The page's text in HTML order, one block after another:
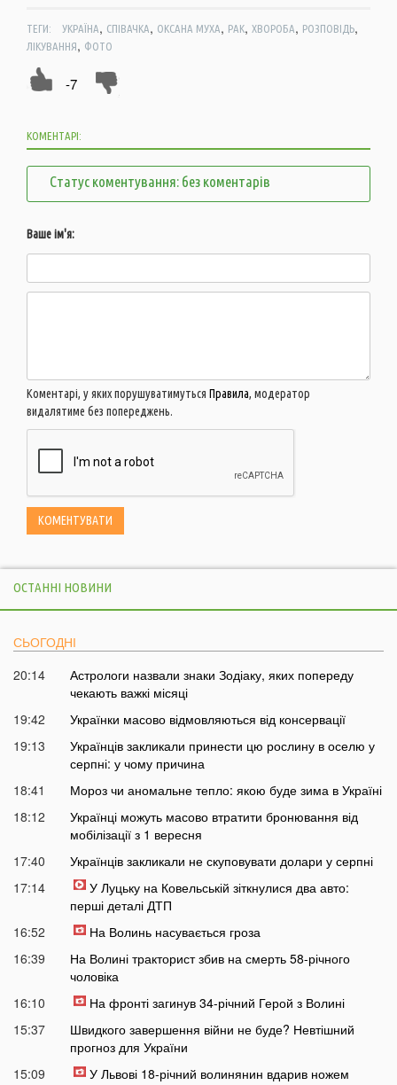
ТЕГИ: УКРАЇНА, СПІВАЧКА, ОКСАНА МУХА, РАК, ХВОРОБА, РОЗПОВІДЬ,
ЛІКУВАННЯ, ФОТО
-7
КОМЕНТАРІ:
Статус коментування: без коментарів
Ваше ім'я:
Коментарі, у яких порушуватимуться Правила, модератор
видалятиме без попереджень.
ОСТАННІ НОВИНИ
СЬОГОДНІ
20:14
Астрологи назвали знаки Зодіаку, яких попереду
чекають важкі місяці
19:42
Українки масово відмовляються від консервації
19:13
Українців закликали принести цю рослину в оселю у
серпні: у чому причина
18:41
Мороз чи аномальне тепло: якою буде зима в Україні
18:12
Українці можуть масово втратити бронювання від
мобілізації з 1 вересня
17:40
Українців закликали не скуповувати долари у серпні
17:14
У Луцьку на Ковельській зіткнулися два авто:
перші деталі ДТП
16:52
На Волинь насувається гроза
16:39
На Волині тракторист збив на смерть 58-річного
чоловіка
16:10
На фронті загинув 34-річний Герой з Волині
15:37
Швидкого завершення війни не буде? Невтішний
прогноз для України
15:09
У Львові 18-річний волинянин вдарив ножем